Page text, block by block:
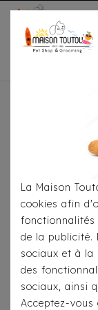
La Maison
cookies afin
fonctionnalités
de la publicité.
sociaux et à
des
sociaux, ainsi
Acceptez-vous